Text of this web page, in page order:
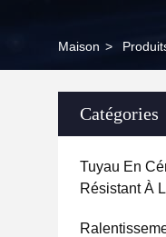
Maison >
Catégories
Tuyau En
Résistant À